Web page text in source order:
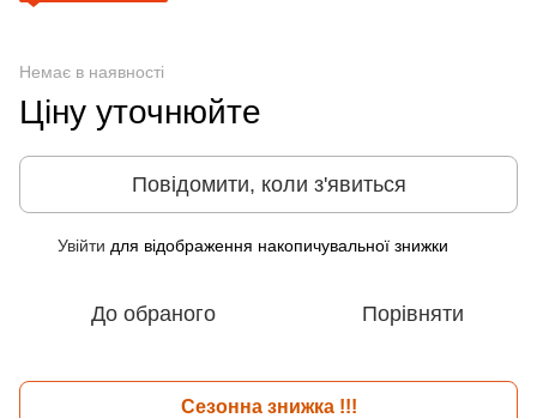
Немає в наявності
Ціну уточнюйте
Повідомити, коли з'явиться
Увійти для відображення накопичувальної знижки
До обраного Порівняти
Сезонна знижка !!!